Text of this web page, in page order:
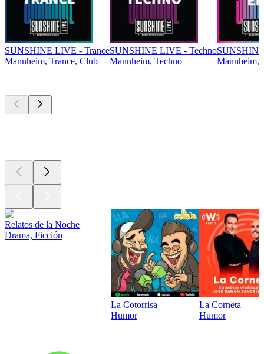
SUNSHINE LIVE - Trance
Mannheim, Trance, Club
SUNSHINE LIVE - Techno
Mannheim, Techno
Mannheim,
Relatos de la Noche
Drama, Ficción
La Cotorrisa
Humor
La Corneta
Humor